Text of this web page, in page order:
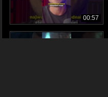
00:57